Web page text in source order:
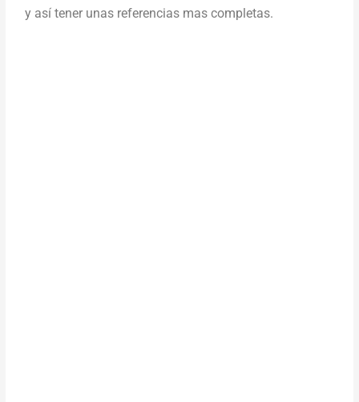
y así tener unas referencias mas completas.